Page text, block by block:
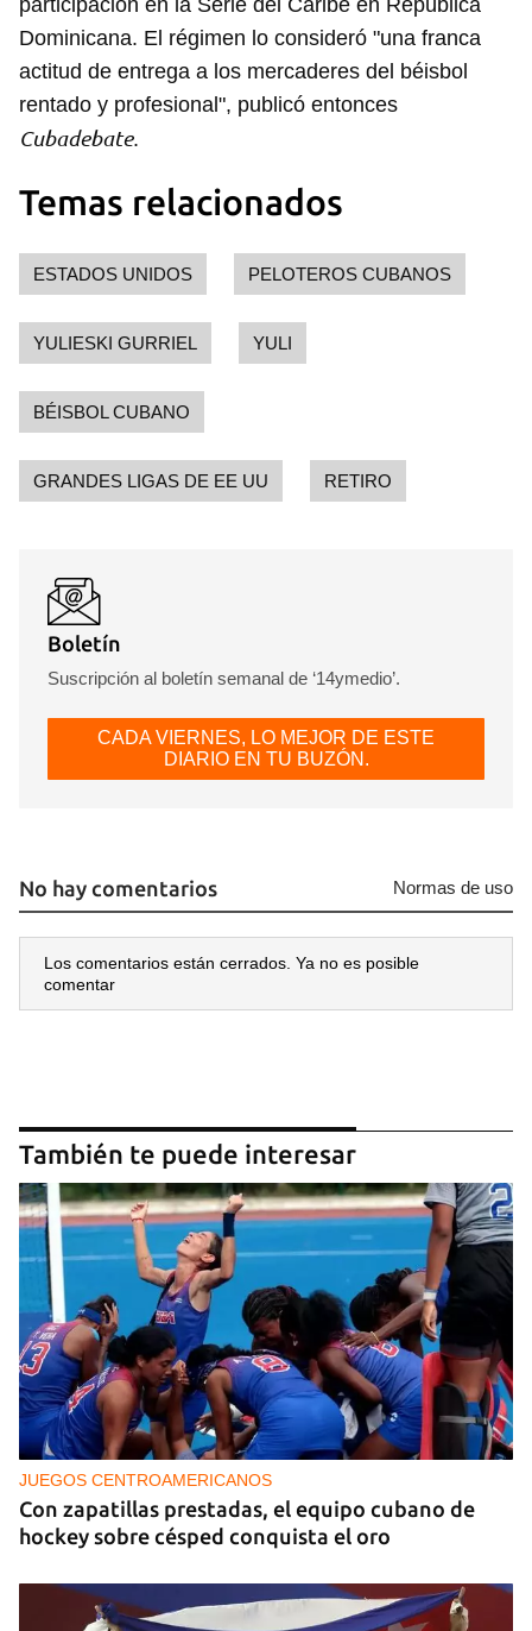
Guardar como favorito
Para poder guardar como favorito, primero has de
INICIAR SESIÓN
Dominicana. El régimen lo consideró "una franca
actitud de entrega a los mercaderes del béisbol
rentado y profesional", publicó entonces
Cubadebate.
Temas relacionados
ESTADOS UNIDOS PELOTEROS CUBANOS
YULIESKI GURRIEL YULI
BÉISBOL CUBANO
GRANDES LIGAS DE EE UU RETIRO
Boletín
Suscripción al boletín semanal de ‘14ymedio’.
CADA VIERNES, LO MEJOR DE ESTE
DIARIO EN TU BUZÓN.
No hay comentarios Normas de uso
Los comentarios están cerrados. Ya no es posible
comentar
También te puede interesar
JUEGOS CENTROAMERICANOS
Con zapatillas prestadas, el equipo cubano de
hockey sobre césped conquista el oro